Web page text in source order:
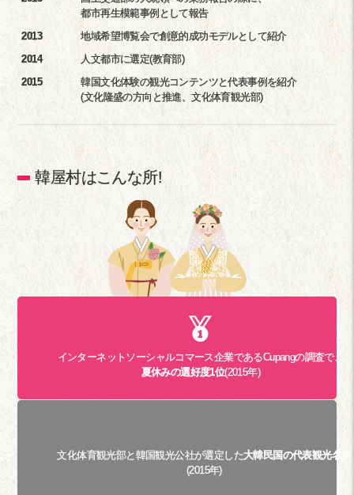
都市再生模範事例として報告
2013
地域希望博覧会で創意的成功モデルとして紹介
2014
人文都市に選定(教育部)
2015
韓国文化体験の観光コンテンツと代表事例を紹介
(文化隆盛の方向と推進、文化体育観光部)
韓屋村はこんな所!
インターネットソーシャルコマース企業であるCupangの調査で、
夏休みの選好度1位(2015年)
文化体育観光部と韓国観光公社が選定した大韓民国の代表観光名所
(2015年)